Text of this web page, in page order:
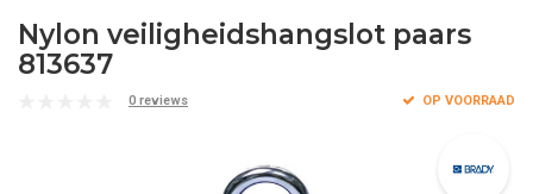
Nylon veiligheidshangslot paars
813637
0 reviews OP VOORRAAD